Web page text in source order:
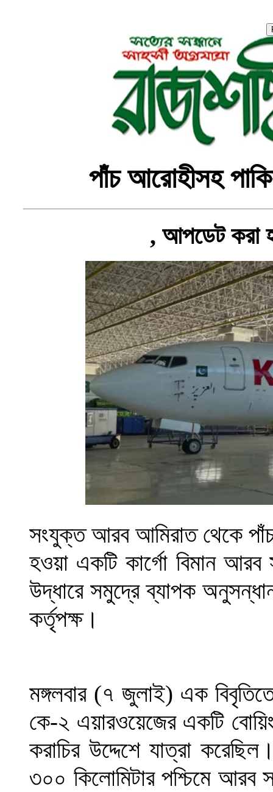
পাঁচ আরোহীসহ
, আপডেট করা
সংযুক্ত আরব আমিরাত থেকে
হওয়া একটি কার্গো বিমান
উদ্ধারে সমুদ্রে ব্যাপক
কর্তৃপক্ষ।
মঙ্গলবার (৭ জুলাই) এক
কে-২ এয়ারওয়েজের একটি
করাচির উদ্দেশে যাত্রা
৩০০ কিলোমিটার পশ্চিমে আরব